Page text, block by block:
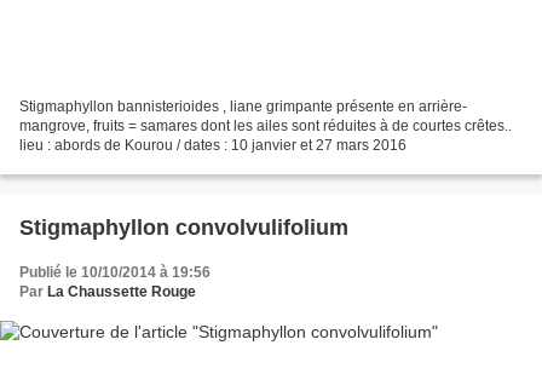
Stigmaphyllon bannisterioides , liane grimpante présente en arrière-
mangrove, fruits = samares dont les ailes sont réduites à de courtes crêtes..
lieu : abords de Kourou / dates : 10 janvier et 27 mars 2016
Stigmaphyllon convolvulifolium
Publié le 10/10/2014 à 19:56
Par La Chaussette Rouge